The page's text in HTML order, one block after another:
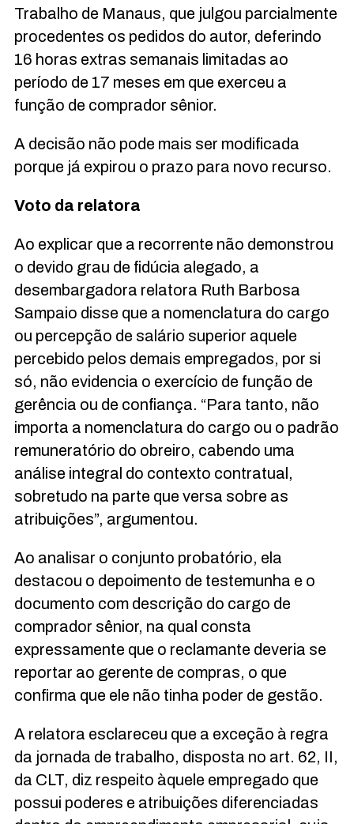
Trabalho de Manaus, que julgou parcialmente
procedentes os pedidos do autor, deferindo
16 horas extras semanais limitadas ao
período de 17 meses em que exerceu a
função de comprador sênior.
A decisão não pode mais ser modificada
porque já expirou o prazo para novo recurso.
Voto da relatora
Ao explicar que a recorrente não demonstrou
o devido grau de fidúcia alegado, a
desembargadora relatora Ruth Barbosa
Sampaio disse que a nomenclatura do cargo
ou percepção de salário superior aquele
percebido pelos demais empregados, por si
só, não evidencia o exercício de função de
gerência ou de confiança. “Para tanto, não
importa a nomenclatura do cargo ou o padrão
remuneratório do obreiro, cabendo uma
análise integral do contexto contratual,
sobretudo na parte que versa sobre as
atribuições”, argumentou.
Ao analisar o conjunto probatório, ela
destacou o depoimento de testemunha e o
documento com descrição do cargo de
comprador sênior, na qual consta
expressamente que o reclamante deveria se
reportar ao gerente de compras, o que
confirma que ele não tinha poder de gestão.
A relatora esclareceu que a exceção à regra
da jornada de trabalho, disposta no art. 62, II,
da CLT, diz respeito àquele empregado que
possui poderes e atribuições diferenciadas